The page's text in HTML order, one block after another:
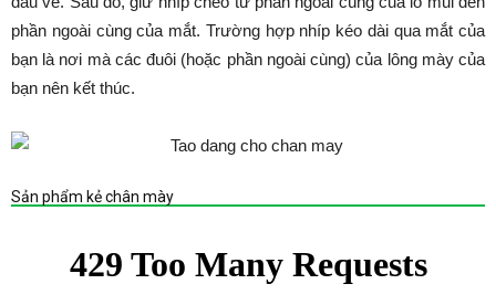
phần ngoài cùng của mắt. Trường hợp nhíp kéo dài qua mắt của
bạn là nơi mà các đuôi (hoặc phần ngoài cùng) của lông mày của
bạn nên kết thúc.
Sản phẩm kẻ chân mày